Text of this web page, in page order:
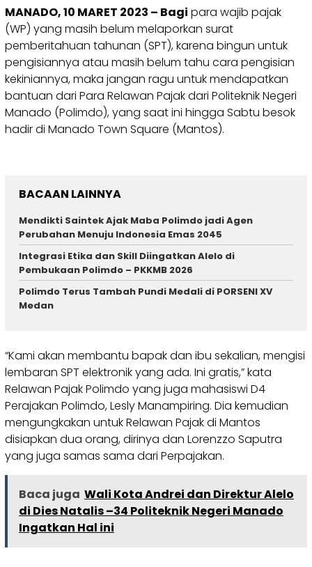
MANADO, 10 MARET 2023 – Bagi para wajib pajak
(WP) yang masih belum melaporkan surat
pemberitahuan tahunan (SPT), karena bingun untuk
pengisiannya atau masih belum tahu cara pengisian
kekiniannya, maka jangan ragu untuk mendapatkan
bantuan dari Para Relawan Pajak dari Politeknik Negeri
Manado (Polimdo), yang saat ini hingga Sabtu besok
hadir di Manado Town Square (Mantos).
BACAAN LAINNYA
Mendikti Saintek Ajak Maba Polimdo jadi Agen
Perubahan Menuju Indonesia Emas 2045
Integrasi Etika dan Skill Diingatkan Alelo di
Pembukaan Polimdo – PKKMB 2026
Polimdo Terus Tambah Pundi Medali di PORSENI XV
Medan
“Kami akan membantu bapak dan ibu sekalian, mengisi
lembaran SPT elektronik yang ada. Ini gratis,” kata
Relawan Pajak Polimdo yang juga mahasiswi D4
Perajakan Polimdo, Lesly Manampiring. Dia kemudian
mengungkakan untuk Relawan Pajak di Mantos
disiapkan dua orang, dirinya dan Lorenzzo Saputra
yang juga samas sama dari Perpajakan.
Baca juga Wali Kota Andrei dan Direktur Alelo
di Dies Natalis –34 Politeknik Negeri Manado
Ingatkan Hal ini